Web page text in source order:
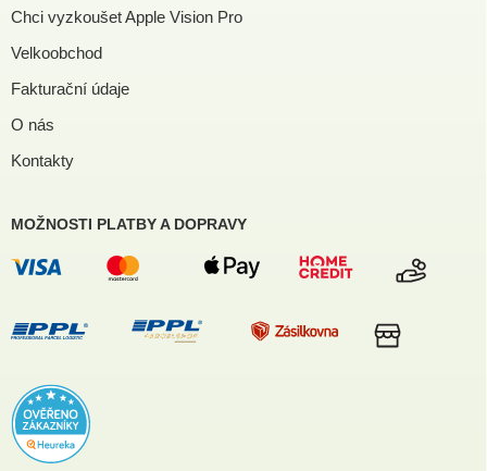
Chci vyzkoušet Apple Vision Pro
Velkoobchod
Fakturační údaje
O nás
Kontakty
MOŽNOSTI PLATBY A DOPRAVY